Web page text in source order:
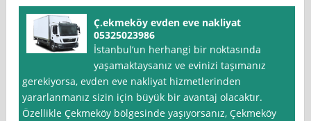
Ç.ekmeköy evden eve nakliyat
05325023986
İstanbul‘un herhangi bir noktasında
yaşamaktaysanız ve evinizi taşımanız
gerekiyorsa, evden eve nakliyat hizmetlerinden
yararlanmanız sizin için büyük bir avantaj olacaktır.
Özellikle Çekmeköy bölgesinde yaşıyorsanız, Çekmeköy